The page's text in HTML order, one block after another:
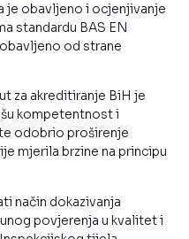
je obavljeno i ocjenjivanje
standardu BAS EN
od strane
za akreditiranje BiH je
kompetentnost i
odobrio proširenje
mjerila brzine na principu
način dokazivanja
povjerenja u kvalitet i